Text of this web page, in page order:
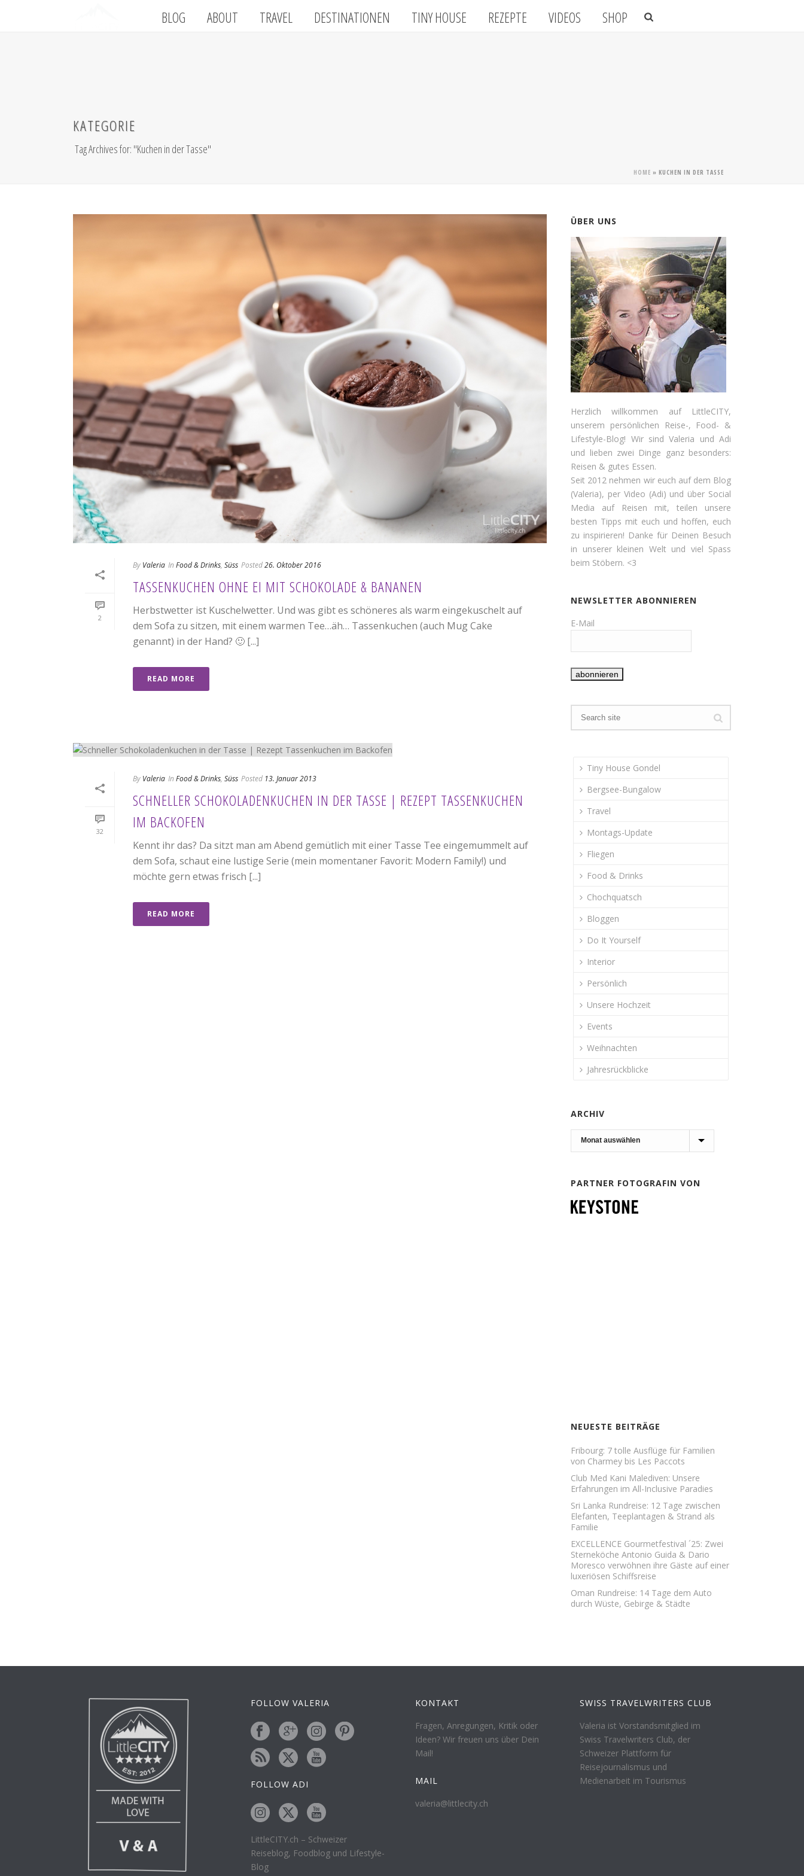
BLOG ABOUT TRAVEL DESTINATIONEN TINY HOUSE REZEPTE VIDEOS SHOP
KATEGORIE
Tag Archives for: "Kuchen in der Tasse"
HOME » KUCHEN IN DER TASSE
2
By Valeria In Food & Drinks, Süss Posted26. Oktober 2016
TASSENKUCHEN OHNE EI MIT SCHOKOLADE & BANANEN
Herbstwetter ist Kuschelwetter. Und was gibt es schöneres als warm eingekuschelt auf
dem Sofa zu sitzen, mit einem warmen Tee…äh… Tassenkuchen (auch Mug Cake
genannt) in der Hand? 🙂 [...]
READ MORE
32
By Valeria In Food & Drinks, Süss Posted 13. Januar 2013
SCHNELLER SCHOKOLADENKUCHEN IN DER TASSE | REZEPT TASSENKUCHEN
IM BACKOFEN
Kennt ihr das? Da sitzt man am Abend gemütlich mit einer Tasse Tee eingemummelt auf
dem Sofa, schaut eine lustige Serie (mein momentaner Favorit: Modern Family!) und
möchte gern etwas frisch [...]
READ MORE
ÜBER UNS
Herzlich willkommen auf LittleCITY,
unserem persönlichen Reise-, Food- &
Lifestyle-Blog! Wir sind Valeria und Adi
und lieben zwei Dinge ganz besonders:
Reisen & gutes Essen.
Seit 2012 nehmen wir euch auf dem Blog
(Valeria), per Video (Adi) und über Social
Media auf Reisen mit, teilen unsere
besten Tipps mit euch und hoffen, euch
zu inspirieren! Danke für Deinen Besuch
in unserer kleinen Welt und viel Spass
beim Stöbern. <3
NEWSLETTER ABONNIEREN
E-Mail
Tiny House Gondel
Bergsee-Bungalow
Travel
Montags-Update
Fliegen
Food & Drinks
Chochquatsch
Bloggen
Do It Yourself
Interior
Persönlich
Unsere Hochzeit
Events
Weihnachten
Jahresrückblicke
ARCHIV
Archiv
PARTNER FOTOGRAFIN VON
NEUESTE BEITRÄGE
Fribourg: 7 tolle Ausflüge für Familien
von Charmey bis Les Paccots
Club Med Kani Malediven: Unsere
Erfahrungen im All-Inclusive Paradies
Sri Lanka Rundreise: 12 Tage zwischen
Elefanten, Teeplantagen & Strand als
Familie
EXCELLENCE Gourmetfestival ´25: Zwei
Sterneköche Antonio Guida & Dario
Moresco verwöhnen ihre Gäste auf einer
luxeriösen Schiffsreise
Oman Rundreise: 14 Tage dem Auto
durch Wüste, Gebirge & Städte
FOLLOW VALERIA
FOLLOW ADI
LittleCITY.ch – Schweizer
Reiseblog, Foodblog und Lifestyle-
Blog
KONTAKT
Fragen, Anregungen, Kritik oder
Ideen? Wir freuen uns über Dein
Mail!
MAIL
valeria@littlecity.ch
SWISS TRAVELWRITERS CLUB
Valeria ist Vorstandsmitglied im
Swiss Travelwriters Club, der
Schweizer Plattform für
Reisejournalismus und
Medienarbeit im Tourismus